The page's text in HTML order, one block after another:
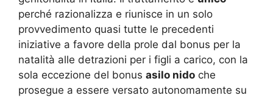
perché razionalizza e riunisce in un solo
provvedimento quasi tutte le precedenti
iniziative a favore della prole dal bonus per la
natalità alle detrazioni per i figli a carico, con la
sola eccezione del bonus asilo nido che
prosegue a essere versato autonomamente su